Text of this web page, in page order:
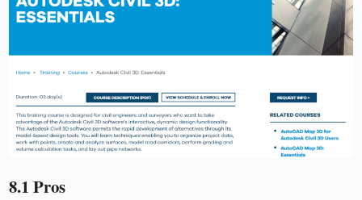
8.1 Pros